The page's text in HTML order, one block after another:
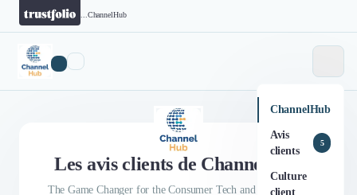
ChannelHub
ChannelHub
Avis
clients
5
Culture
client
Les avis clients de ChannelHub
The Game Changer for the Consumer Tech and IT channels